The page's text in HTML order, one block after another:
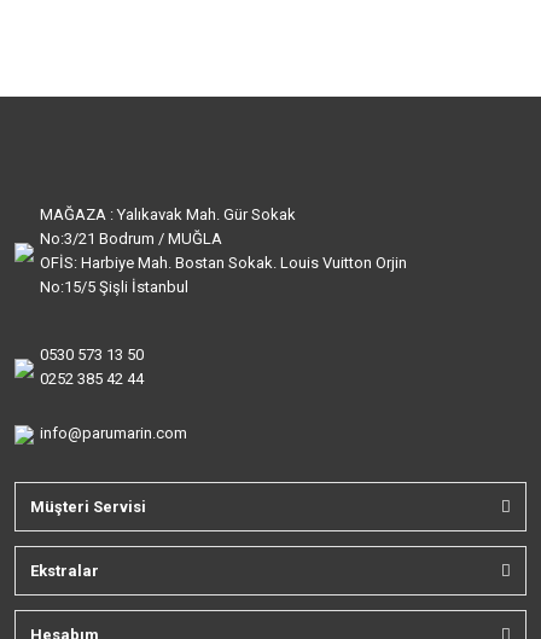
MAĞAZA : Yalıkavak Mah. Gür Sokak
No:3/21 Bodrum / MUĞLA
OFİS: Harbiye Mah. Bostan Sokak. Louis Vuitton Orjin
No:15/5 Şişli İstanbul
0530 573 13 50
0252 385 42 44
info@parumarin.com
Müşteri Servisi
Ekstralar
Hesabım